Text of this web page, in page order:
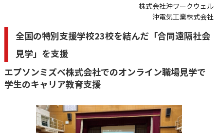
株式会社沖ワークウェル
沖電気工業株式会社
全国の特別支援学校23校を結んだ「合同遠隔社会
見学」を支援
エプソンミズベ株式会社でのオンライン職場見学で
学生のキャリア教育支援